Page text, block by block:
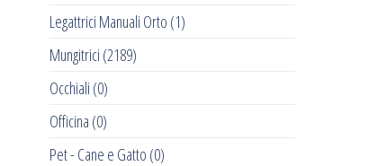
Legattrici Manuali Orto (1)
Mungitrici (2189)
Occhiali (0)
Officina (0)
Pet - Cane e Gatto (0)